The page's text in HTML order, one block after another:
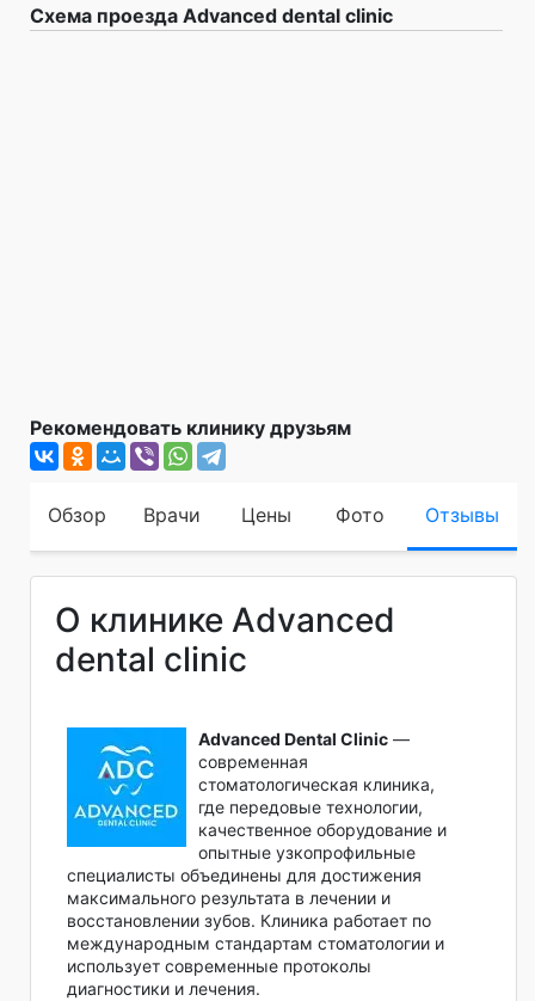
Схема проезда Advanced dental clinic
Рекомендовать клинику друзьям
Обзор Врачи Цены Фото Отзывы
О клинике Advanced
dental clinic
Advanced Dental Clinic —
современная
стоматологическая клиника,
где передовые технологии,
качественное оборудование и
опытные узкопрофильные
специалисты объединены для достижения
максимального результата в лечении и
восстановлении зубов. Клиника работает по
международным стандартам стоматологии и
использует современные протоколы
диагностики и лечения.